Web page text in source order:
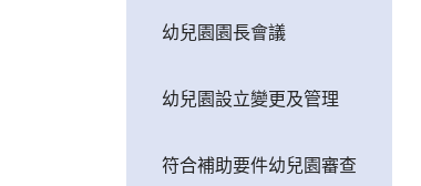
幼兒園園長會議
幼兒園設立變更及管理
符合補助要件幼兒園審查